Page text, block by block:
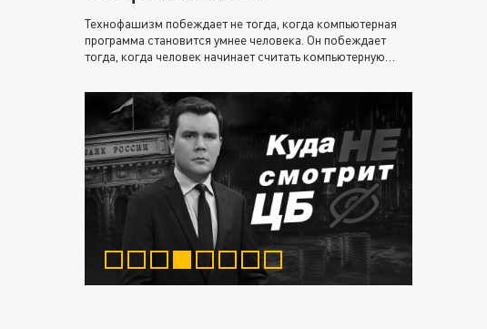
Технофашизм побеждает не тогда, когда компьютерная
программа становится умнее человека. Он побеждает
тогда, когда человек начинает считать компьютерную